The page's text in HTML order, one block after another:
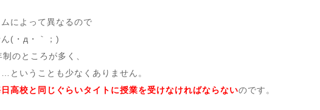
によって異なるので
(・д・｀；)
のところが多く、
ということも少なくありません。
高校と同じぐらいタイトに授業を受けなければならないのです。